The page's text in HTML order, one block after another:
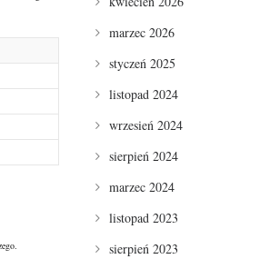
marzec 2026
styczeń 2025
listopad 2024
wrzesień 2024
sierpień 2024
marzec 2024
listopad 2023
sierpień 2023